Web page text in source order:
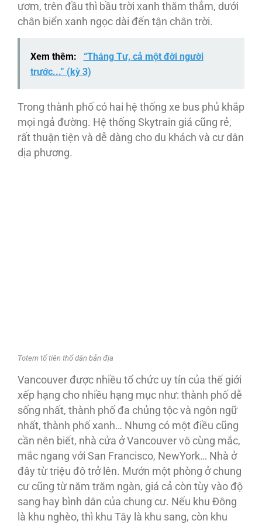
ươm, trên đầu thì bầu trời xanh thăm thẳm, dưới
chân biển xanh ngọc dài đến tận chân trời.
Xem thêm:
“Tháng Tư, cả một đời người
trước...” (kỳ 3)
Trong thành phố có hai hệ thống xe bus phủ khắp
mọi ngả đường. Hệ thống Skytrain giá cũng rẻ,
rất thuận tiện và dễ dàng cho du khách và cư dân
dịa phương.
Totem tổ tiên thổ dân bản địa
Vancouver được nhiều tổ chức uy tín của thế giới
xếp hạng cho nhiều hạng mục như: thành phố dễ
sống nhất, thành phố đa chủng tộc và ngôn ngữ
nhất, thành phố xanh… Nhưng có một điều cũng
cần nên biết, nhà cửa ở Vancouver vô cùng mắc,
mắc ngang với San Francisco, NewYork… Nhà ở
đây từ triệu đô trở lên. Mướn một phòng ở chung
cư cũng từ năm trăm ngàn, giá cả còn tùy vào độ
sang hay bình dân của chung cư. Nếu khu Đông
là khu nghèo, thì khu Tây là khu sang, còn khu